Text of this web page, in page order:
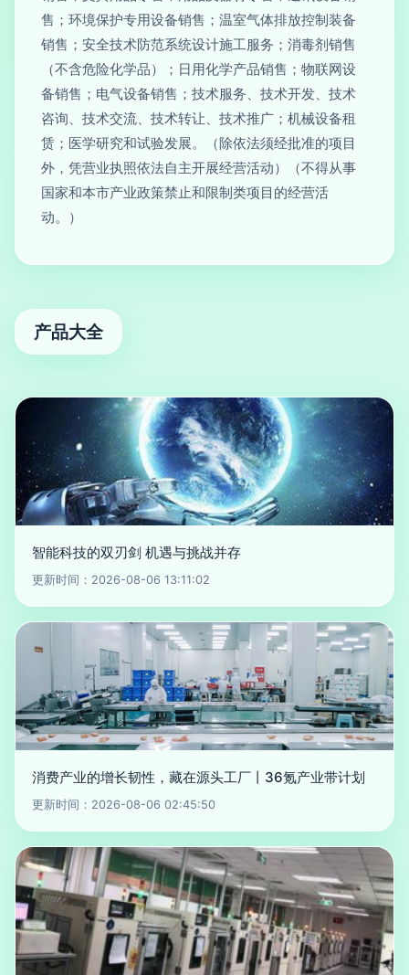
售；环境保护专用设备销售；温室气体排放控制装备
销售；安全技术防范系统设计施工服务；消毒剂销售
（不含危险化学品）；日用化学产品销售；物联网设
备销售；电气设备销售；技术服务、技术开发、技术
咨询、技术交流、技术转让、技术推广；机械设备租
赁；医学研究和试验发展。（除依法须经批准的项目
外，凭营业执照依法自主开展经营活动）（不得从事
国家和本市产业政策禁止和限制类项目的经营活
动。）
产品大全
智能科技的双刃剑 机遇与挑战并存
更新时间：2026-08-06 13:11:02
消费产业的增长韧性，藏在源头工厂丨36氪产业带计划
更新时间：2026-08-06 02:45:50